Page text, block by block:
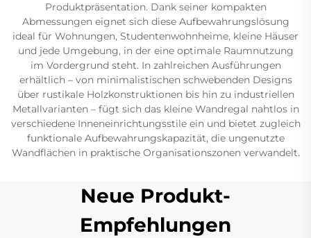
Produktpräsentation. Dank seiner kompakten
Abmessungen eignet sich diese Aufbewahrungslösung
ideal für Wohnungen, Studentenwohnheime, kleine Häuser
und jede Umgebung, in der eine optimale Raumnutzung
im Vordergrund steht. In zahlreichen Ausführungen
erhältlich – von minimalistischen schwebenden Designs
über rustikale Holzkonstruktionen bis hin zu industriellen
Metallvarianten – fügt sich das kleine Wandregal nahtlos in
verschiedene Inneneinrichtungsstile ein und bietet zugleich
funktionale Aufbewahrungskapazität, die ungenutzte
Wandflächen in praktische Organisationszonen verwandelt.
Neue Produkt-
Empfehlungen